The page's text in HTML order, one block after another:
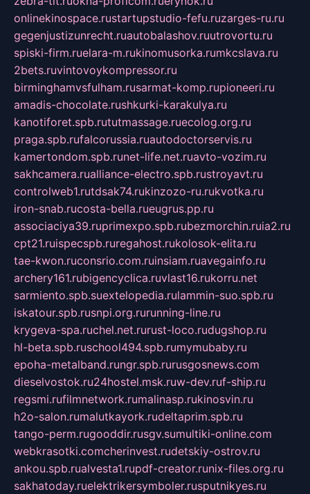
onlinekinospace.rustartupstudio-fefu.ruzarges-ru.ru
gegenjustizunrecht.ruautobalashov.ruutrovortu.ru
spiski-firm.ruelara-m.rukinomusorka.rumkcslava.ru
2bets.ruvintovoykompressor.ru
birminghamvsfulham.rusarmat-komp.rupioneeri.ru
amadis-chocolate.rushkurki-karakulya.ru
kanotiforet.spb.rututmassage.ruecolog.org.ru
praga.spb.rufalcorussia.ruautodoctorservis.ru
kamertondom.spb.runet-life.net.ruavto-vozim.ru
sakhcamera.rualliance-electro.spb.rustroyavt.ru
controlweb1.rutdsak74.rukinzozo-ru.rukvotka.ru
iron-snab.rucosta-bella.rueugrus.pp.ru
associaciya39.ruprimexpo.spb.rubezmorchin.ruia2.ru
cpt21.ruispecspb.ruregahost.rukolosok-elita.ru
tae-kwon.ruconsrio.com.ruinsiam.ruavegainfo.ru
archery161.rubigencyclica.ruvlast16.rukorru.net
sarmiento.spb.suextelopedia.rulammin-suo.spb.ru
iskatour.spb.rusnpi.org.rurunning-line.ru
krygeva-spa.ruchel.net.rurust-loco.rudugshop.ru
hl-beta.spb.ruschool494.spb.rumymubaby.ru
epoha-metalband.rungr.spb.rurusgosnews.com
dieselvostok.ru24hostel.msk.ruw-dev.ruf-ship.ru
regsmi.rufilmnetwork.rumalinasp.rukinosvin.ru
h2o-salon.rumalutkayork.rudeltaprim.spb.ru
tango-perm.rugooddir.rusgv.sumultiki-online.com
webkrasotki.comcherinvest.rudetskiy-ostrov.ru
ankou.spb.rualvesta1.rupdf-creator.runix-files.org.ru
sakhatoday.ruelektrikersymboler.rusputnikyes.ru